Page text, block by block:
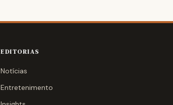
EDITORIAS
Notícias
Entretenimento